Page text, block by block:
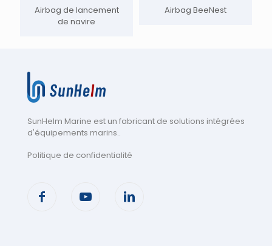
Airbag de lancement
de navire
Airbag BeeNest
SunHelm Marine est un fabricant de solutions intégrées
d'équipements marins..
Politique de confidentialité